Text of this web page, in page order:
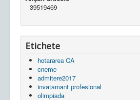
39519469
Etichete
hotararea CA
cneme
admitere2017
invatamant profesional
olimpiada